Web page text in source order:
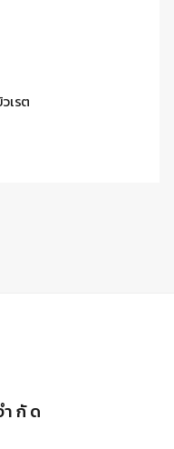
เรต
กัด